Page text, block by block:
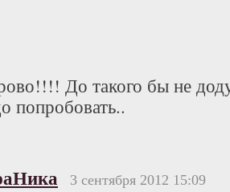
До такого бы не
попробовать..
3 сентября 2012 15:09